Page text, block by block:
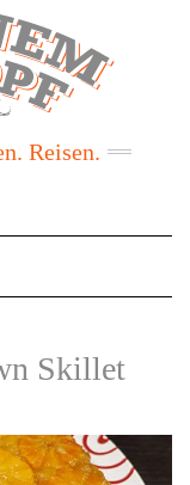
Reisen.
Skillet